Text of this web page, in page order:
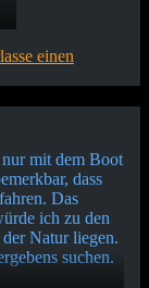
einen
mit dem Boot
dass
Das
ich zu den
Natur liegen.
suchen.